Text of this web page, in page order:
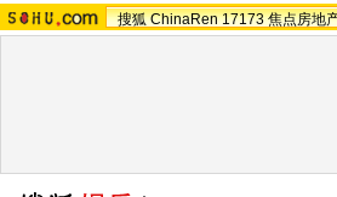
搜狐 ChinaRen 17173 焦点房地